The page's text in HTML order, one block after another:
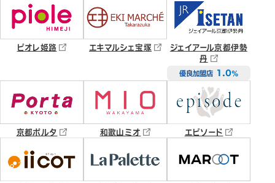
ピオレ姫路 エキマルシェ宝塚
ジェイアール京都伊勢
丹
優良加盟店 1.0％
京都ポルタ 和歌山ミオ エピソード